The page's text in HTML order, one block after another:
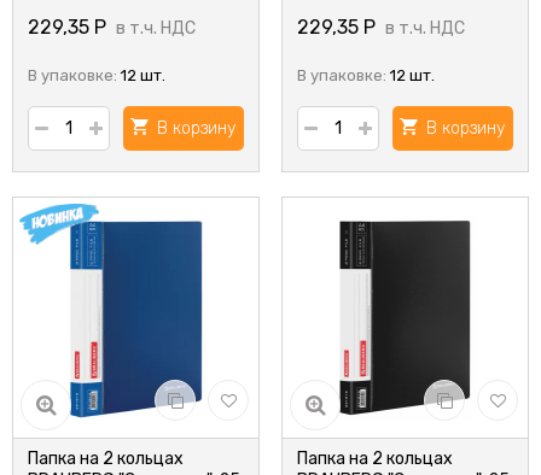
229,35 Р в т.ч. НДС
В упаковке: 12 шт.
В корзину
229,35 Р в т.ч. НДС
В упаковке: 12 шт.
В корзину
Папка на 2 кольцах
Папка на 2 кольцах